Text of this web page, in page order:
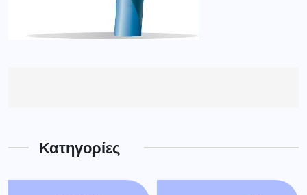
Κατηγορίες